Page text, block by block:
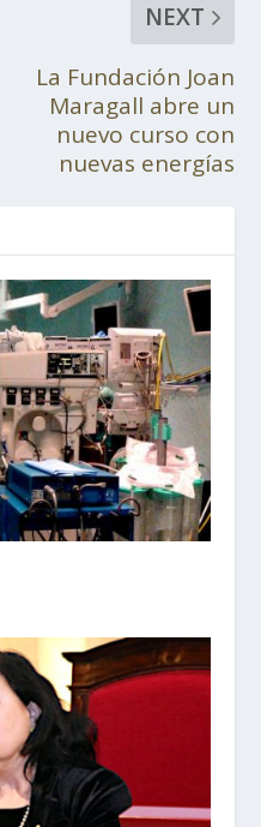
NEXT
La Fundación Joan
Maragall abre un
nuevo curso con
nuevas energías